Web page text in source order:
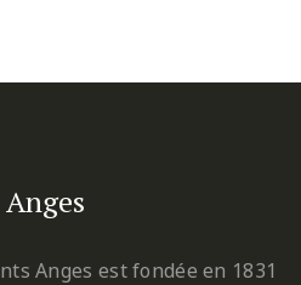
Anges est fondée en 1831